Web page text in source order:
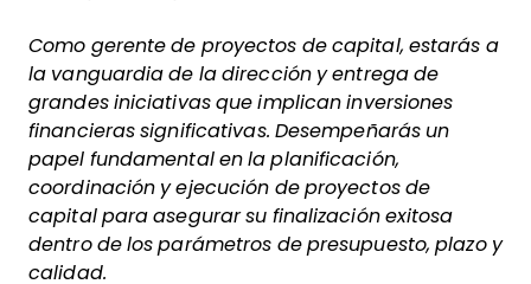
Como gerente de proyectos de capital, estarás a
la vanguardia de la dirección y entrega de
grandes iniciativas que implican inversiones
financieras significativas. Desempeñarás un
papel fundamental en la planificación,
coordinación y ejecución de proyectos de
capital para asegurar su finalización exitosa
dentro de los parámetros de presupuesto, plazo y
calidad.